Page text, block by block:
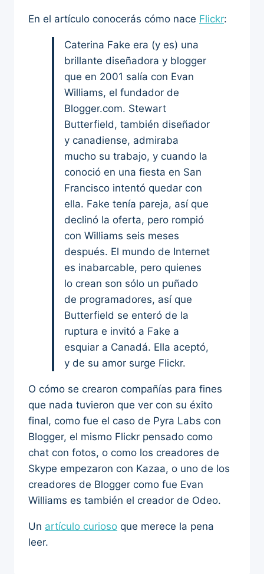
En el artículo conocerás cómo nace Flickr:
Caterina Fake era (y es) una
brillante diseñadora y blogger
que en 2001 salía con Evan
Williams, el fundador de
Blogger.com. Stewart
Butterfield, también diseñador
y canadiense, admiraba
mucho su trabajo, y cuando la
conoció en una fiesta en San
Francisco intentó quedar con
ella. Fake tenía pareja, así que
declinó la oferta, pero rompió
con Williams seis meses
después. El mundo de Internet
es inabarcable, pero quienes
lo crean son sólo un puñado
de programadores, así que
Butterfield se enteró de la
ruptura e invitó a Fake a
esquiar a Canadá. Ella aceptó,
y de su amor surge Flickr.
O cómo se crearon compañías para fines
que nada tuvieron que ver con su éxito
final, como fue el caso de Pyra Labs con
Blogger, el mismo Flickr pensado como
chat con fotos, o como los creadores de
Skype empezaron con Kazaa, o uno de los
creadores de Blogger como fue Evan
Williams es también el creador de Odeo.
Un artículo curioso que merece la pena
leer.